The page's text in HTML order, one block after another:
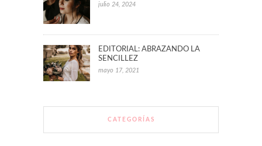
julio 24, 2024
EDITORIAL: ABRAZANDO LA
SENCILLEZ
mayo 17, 2021
CATEGORÍAS